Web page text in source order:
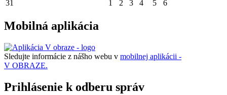
31
1 2 3 4 5 6
Mobilná aplikácia
Sledujte informácie z nášho webu v mobilnej aplikácii -
V OBRAZE.
Prihlásenie k odberu správ